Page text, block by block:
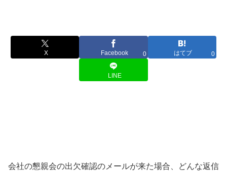
X Facebook 0 はてブ 0
LINE
会社の懇親会の出欠確認のメールが来た場合、どんな返信